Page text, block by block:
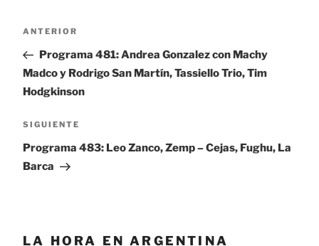
Navegación
entradas
Entrada
anterior:
ANTERIOR
Programa 481: Andrea Gonzalez con Machy
Madco y Rodrigo San Martín, Tassiello Trio, Tim
Hodgkinson
Siguiente
entrada
SIGUIENTE
Programa 483: Leo Zanco, Zemp – Cejas, Fughu, La
Barca
LA HORA EN ARGENTINA